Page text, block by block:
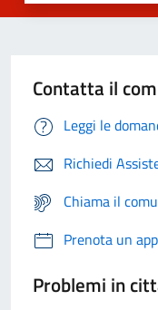
Contatta il
Leggi le
Richiedi
Chiama il
Prenota un
Problemi in